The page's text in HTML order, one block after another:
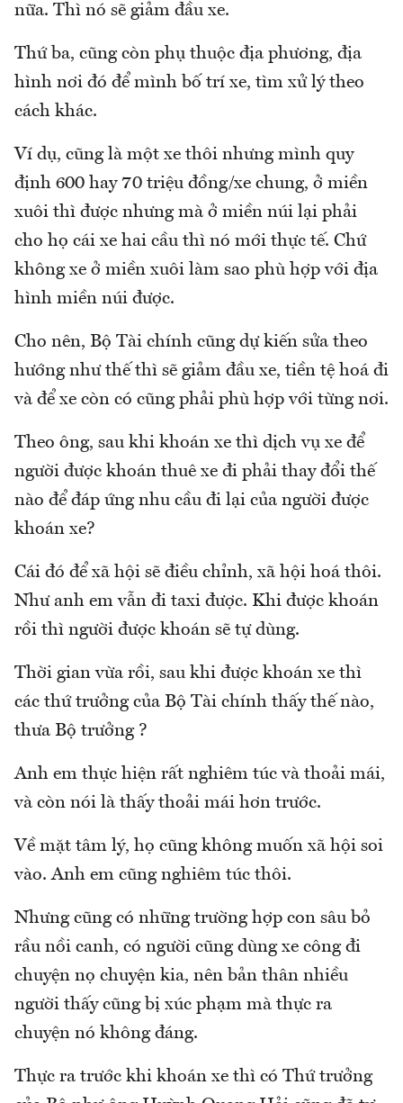
nữa. Thì nó sẽ giảm đầu xe.
Thứ ba, cũng còn phụ thuộc địa phương, địa
hình nơi đó để mình bố trí xe, tìm xử lý theo
cách khác.
Ví dụ, cũng là một xe thôi nhưng mình quy
định 600 hay 70 triệu đồng/xe chung, ở miền
xuôi thì được nhưng mà ở miền núi lại phải
cho họ cái xe hai cầu thì nó mới thực tế. Chứ
không xe ở miền xuôi làm sao phù hợp với địa
hình miền núi được.
Cho nên, Bộ Tài chính cũng dự kiến sửa theo
hướng như thế thì sẽ giảm đầu xe, tiền tệ hoá đi
và để xe còn có cũng phải phù hợp với từng nơi.
Theo ông, sau khi khoán xe thì dịch vụ xe để
người được khoán thuê xe đi phải thay đổi thế
nào để đáp ứng nhu cầu đi lại của người được
khoán xe?
Cái đó để xã hội sẽ điều chỉnh, xã hội hoá thôi.
Như anh em vẫn đi taxi được. Khi được khoán
rồi thì người được khoán sẽ tự dùng.
Thời gian vừa rồi, sau khi được khoán xe thì
các thứ trưởng của Bộ Tài chính thấy thế nào,
thưa Bộ trưởng ?
Anh em thực hiện rất nghiêm túc và thoải mái,
và còn nói là thấy thoải mái hơn trước.
Về mặt tâm lý, họ cũng không muốn xã hội soi
vào. Anh em cũng nghiêm túc thôi.
Nhưng cũng có những trường hợp con sâu bỏ
rầu nồi canh, có người cũng dùng xe công đi
chuyện nọ chuyện kia, nên bản thân nhiều
người thấy cũng bị xúc phạm mà thực ra
chuyện nó không đáng.
Thực ra trước khi khoán xe thì có Thứ trưởng